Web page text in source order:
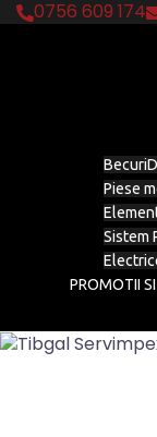
Skip0756 609 174
Becuri
Piese
Sistem
PROMOTII